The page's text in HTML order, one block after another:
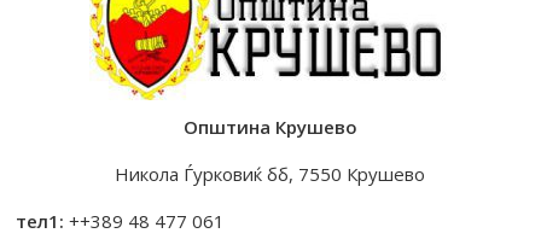
Општина Крушево
Никола Ѓурковиќ бб, 7550 Крушево
тел1: ++389 48 477 061